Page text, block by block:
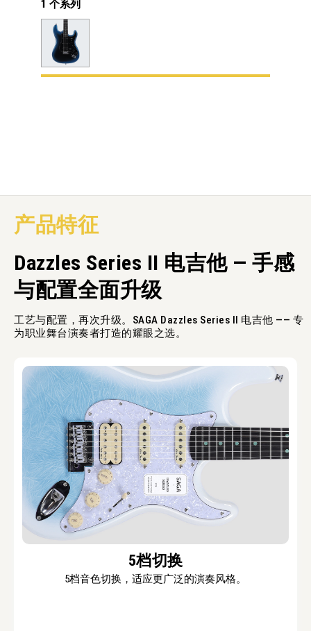
1 个系列
产品特征
Dazzles Series II 电吉他 — 手感
与配置全面升级
工艺与配置，再次升级。SAGA Dazzles Series II 电吉他 —— 专
为职业舞台演奏者打造的耀眼之选。
5档切换
5档音色切换，适应更广泛的演奏风格。